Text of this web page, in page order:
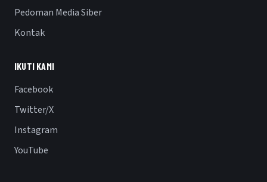
Pedoman Media Siber
Kontak
IKUTI KAMI
Facebook
Twitter/X
Instagram
YouTube